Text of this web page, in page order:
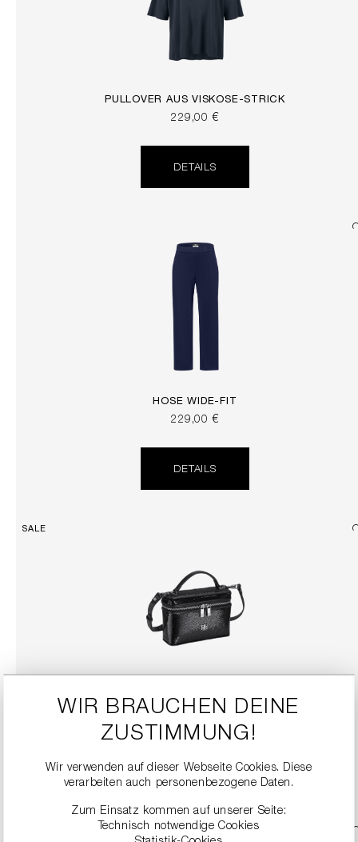
PULLOVER AUS VISKOSE-STRICK
229,00 €
DETAILS
HOSE WIDE-FIT
229,00 €
DETAILS
SALE
HANDTASCHE MIT ABNEHMBAREN TRAGERIEMEN
149,90 € 299,00 €
DETAILS
WIR BRAUCHEN DEINE
ZUSTIMMUNG!
Wir verwenden auf dieser Webseite Cookies. Diese
verarbeiten auch personenbezogene Daten.
Zum Einsatz kommen auf unserer Seite:
Technisch notwendige Cookies